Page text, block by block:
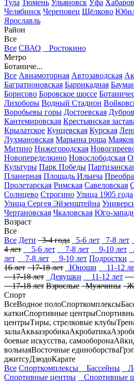
Тула Тюмень Ульяновск Уфа
Челябинск Череповец Щёлково
Ярославль
Район
Все
Все СВАО
Ростокино
Метро
Ботаниче...
Все Авиамоторная Автозаводская
Багратионовская Баррикадная
Борисово Боровское шоссе
Лихоборы Водный Стадион
Воробьевы горы Достоевская
Кантемировская Крестьянская
Крылатское Кунцевская Курская
Лухмановская Марьина роща
Митино Нижегородская
Новопеределкино Новослободская
Культуры Парк Победы
Планерная Площадь Ильича
Пролетарская Римская Савеловская
Солнцево Строгино Улица 1905 года
Улица Сергея Эйзенштейна
Чертановская Чкаловская Юго-
Возраст
Все
Все Дети 3-4 года 5-6 лет 7-8 лет
4 лет
5-6 лет 7-8 лет 9-10 лет
лет
7-8 лет 9-10 лет Подростки
16 лет 17-18 лет Юноши 11-12
17-18 лет
Девушки 11-12 лет
17-18 лет Взрослые Мужчины
Спорт
ВсеВодное полоСпорткомплексы
каткиСпортивные центры
центрыТиры, стрелковые клубы
залыАквааэробикаАкробатика
боевые искусства, самооборона
вольнаяВосточные единоборства
джитсуДзюдоКарате
Все Спорткомплексы Бассейны
Спортивные центры
Спортивные